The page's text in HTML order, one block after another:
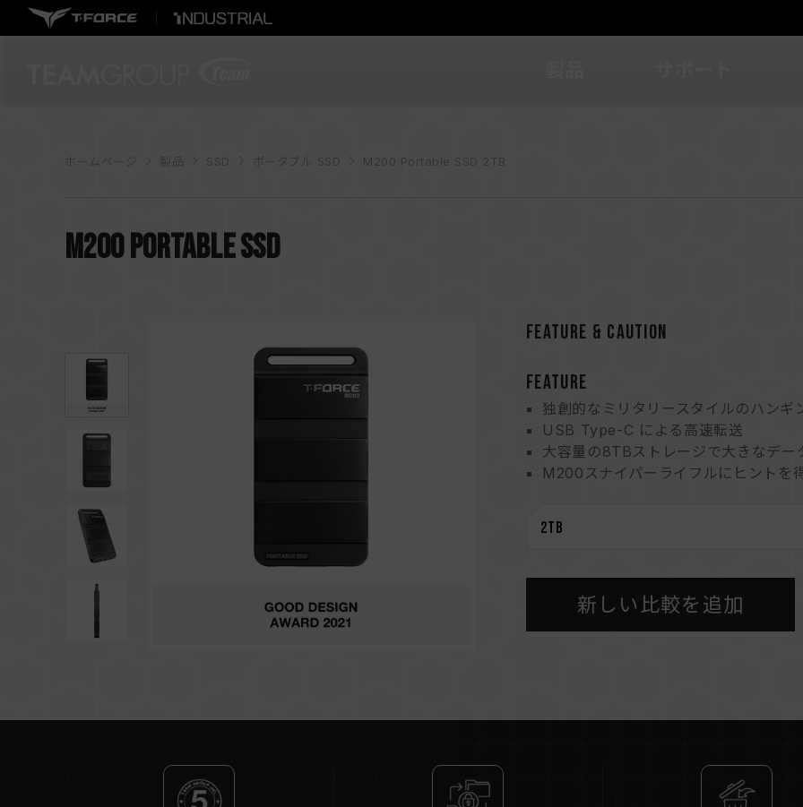
ホームページ SSD ポータブル SSD M200 Portable SSD 2TB
M200 Portable SSD
FEATURE & CAUTION
FEATURE
独創的なミリタリースタイルのハン
USB Type-C による高速転送
大容量の8TBストレージで大きなデ
M200スナイパーライフルにヒントを
マルチプラットフォームのデバイスを
新しい比較を追加